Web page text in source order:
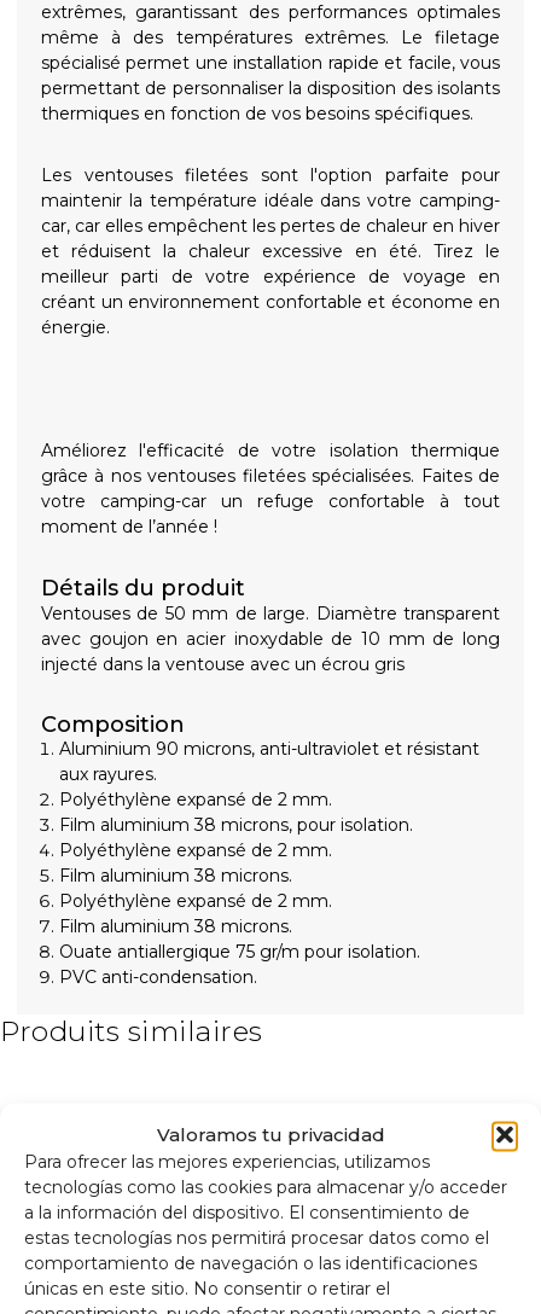
Valoramos tu privacidad
Para ofrecer las mejores experiencias, utilizamos
tecnologías como las cookies para almacenar y/o acceder
a la información del dispositivo. El consentimiento de
estas tecnologías nos permitirá procesar datos como el
comportamiento de navegación o las identificaciones
únicas en este sitio. No consentir o retirar el
extrêmes, garantissant des performances optimales
même à des températures extrêmes. Le filetage
spécialisé permet une installation rapide et facile, vous
permettant de personnaliser la disposition des isolants
thermiques en fonction de vos besoins spécifiques.
Les ventouses filetées sont l'option parfaite pour
maintenir la température idéale dans votre camping-
car, car elles empêchent les pertes de chaleur en hiver
et réduisent la chaleur excessive en été. Tirez le
meilleur parti de votre expérience de voyage en
créant un environnement confortable et économe en
énergie.
Améliorez l'efficacité de votre isolation thermique
grâce à nos ventouses filetées spécialisées. Faites de
votre camping-car un refuge confortable à tout
moment de l’année !
Détails du produit
Ventouses de 50 mm de large. Diamètre transparent
avec goujon en acier inoxydable de 10 mm de long
injecté dans la ventouse avec un écrou gris
Composition
Aluminium 90 microns, anti-ultraviolet et résistant
aux rayures.
Polyéthylène expansé de 2 mm.
Film aluminium 38 microns, pour isolation.
Polyéthylène expansé de 2 mm.
Film aluminium 38 microns.
Polyéthylène expansé de 2 mm.
Film aluminium 38 microns.
Ouate antiallergique 75 gr/m pour isolation.
PVC anti-condensation.
Produits similaires